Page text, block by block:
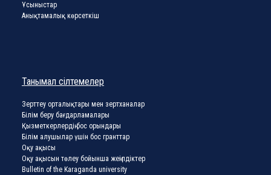
Ұсыныстар
Анықтамалық көрсеткіш
Танымал сілтемелер
Зерттеу орталықтары мен зертханалар
Білім беру бағдарламалары
Қызметкерлердің бос орындары
Білім алушылар үшін бос гранттар
Оқу ақысы
Оқу ақысын төлеу бойынша жеңілдіктер
Bulletin of the Karaganda university